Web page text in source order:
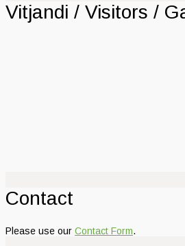
Vitjandi / Visitors /
Contact
Please use our Contact Form.